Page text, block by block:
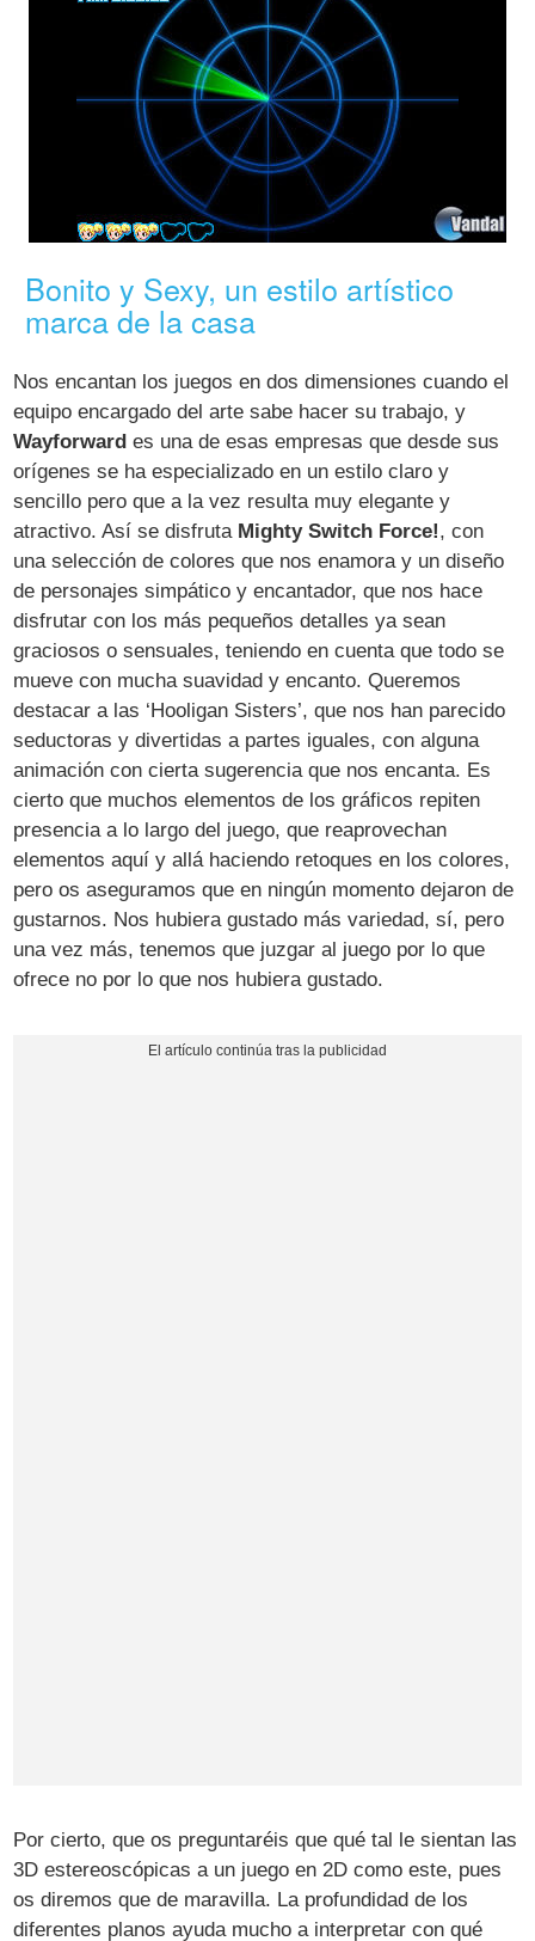
Bonito y Sexy, un estilo artístico
marca de la casa
Nos encantan los juegos en dos dimensiones cuando el
equipo encargado del arte sabe hacer su trabajo, y
Wayforward es una de esas empresas que desde sus
orígenes se ha especializado en un estilo claro y
sencillo pero que a la vez resulta muy elegante y
atractivo. Así se disfruta Mighty Switch Force!, con
una selección de colores que nos enamora y un diseño
de personajes simpático y encantador, que nos hace
disfrutar con los más pequeños detalles ya sean
graciosos o sensuales, teniendo en cuenta que todo se
mueve con mucha suavidad y encanto. Queremos
destacar a las ‘Hooligan Sisters’, que nos han parecido
seductoras y divertidas a partes iguales, con alguna
animación con cierta sugerencia que nos encanta. Es
cierto que muchos elementos de los gráficos repiten
presencia a lo largo del juego, que reaprovechan
elementos aquí y allá haciendo retoques en los colores,
pero os aseguramos que en ningún momento dejaron de
gustarnos. Nos hubiera gustado más variedad, sí, pero
una vez más, tenemos que juzgar al juego por lo que
ofrece no por lo que nos hubiera gustado.
Por cierto, que os preguntaréis que qué tal le sientan las
3D estereoscópicas a un juego en 2D como este, pues
os diremos que de maravilla. La profundidad de los
diferentes planos ayuda mucho a interpretar con qué